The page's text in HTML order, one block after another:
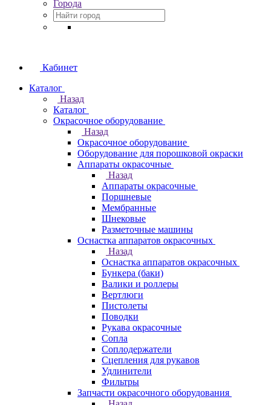
Города
Кабинет
Каталог
Назад
Каталог
Окрасочное оборудование
Назад
Окрасочное оборудование
Оборудование для порошковой окраски
Аппараты окрасочные
Назад
Аппараты окрасочные
Поршневые
Мембранные
Шнековые
Разметочные машины
Оснастка аппаратов окрасочных
Назад
Оснастка аппаратов окрасочных
Бункера (баки)
Валики и роллеры
Вертлюги
Пистолеты
Поводки
Рукава окрасочные
Сопла
Соплодержатели
Сцепления для рукавов
Удлинители
Фильтры
Запчасти окрасочного оборудования